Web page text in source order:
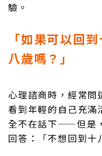
驗。
「如果可以回
八歲嗎？」
心理諮商時，經常問
看到年輕的自己充滿
全不在話下——但是
回答：「不想回到十